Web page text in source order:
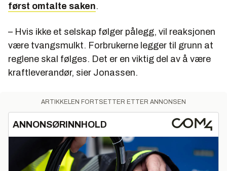
først omtalte saken.
– Hvis ikke et selskap følger pålegg, vil reaksjonen
være tvangsmulkt. Forbrukerne legger til grunn at
reglene skal følges. Det er en viktig del av å være
kraftleverandør, sier Jonassen.
ARTIKKELEN FORTSETTER ETTER ANNONSEN
ANNONSØRINNHOLD